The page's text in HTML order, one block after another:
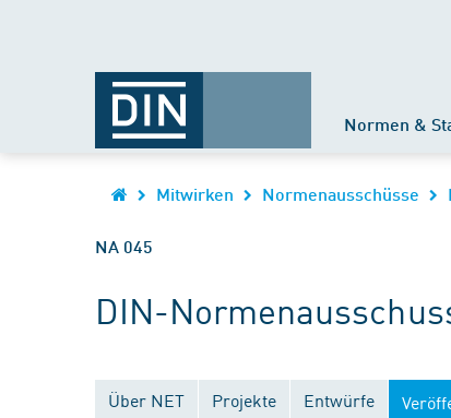
Normen &
Mitwirken Normenausschüsse
NA 045
DIN-
Über NET Projekte Entwürfe